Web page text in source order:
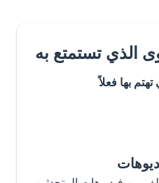
الذي تستمتع به
بها فعلاً